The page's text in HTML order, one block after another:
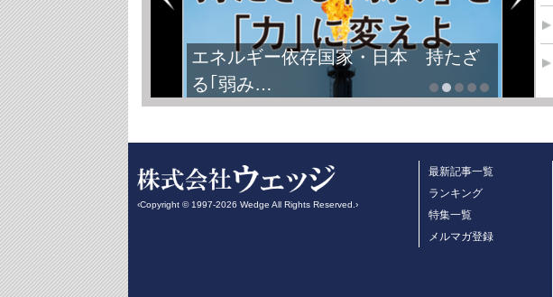
FIFAワールドカップ2026
‹Copyright © 1997-2026 Wedge All Rights Reserved.›
最新記事一覧
ランキング
特集一覧
メルマガ登録